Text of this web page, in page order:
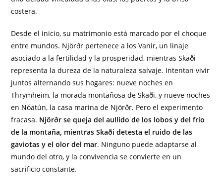
costera.
Desde el inicio, su matrimonio está marcado por el choque
entre mundos. Njörðr pertenece a los Vanir, un linaje
asociado a la fertilidad y la prosperidad, mientras Skaði
representa la dureza de la naturaleza salvaje. Intentan vivir
juntos alternando sus hogares: nueve noches en
Thrymheim, la morada montañosa de Skaði, y nueve noches
en Nóatún, la casa marina de Njörðr. Pero el experimento
fracasa. Njörðr se queja del aullido de los lobos y del frío
de la montaña, mientras Skaði detesta el ruido de las
gaviotas y el olor del mar. Ninguno puede adaptarse al
mundo del otro, y la convivencia se convierte en un
sacrificio constante.